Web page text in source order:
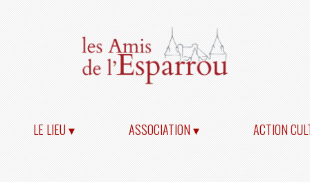
LE LIEU ▾ ASSOCIATION ▾ ACTION